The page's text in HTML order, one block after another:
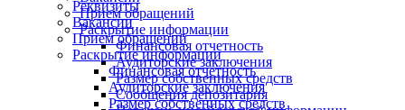
Реквизиты
Вакансии
Прием обращений
Раскрытие информации
Финансовая отчетность
Аудиторские заключения
Размер собственных средств
Прием обращений
Раскрытие информации
Финансовая отчетность
Аудиторские заключения
Размер собственных средств
Сообщения депозитария